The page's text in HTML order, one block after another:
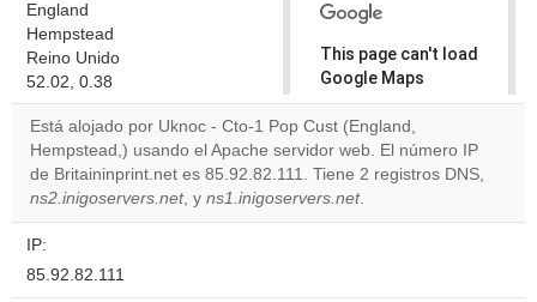
England
Hempstead
Reino Unido
52.02, 0.38
This page can't load
Google Maps
correctly.
Do you
own this
website?
OK
Está alojado por Uknoc - Cto-1 Pop Cust (England,
Hempstead,) usando el Apache servidor web. El número IP
de Britaininprint.net es 85.92.82.111. Tiene 2 registros DNS,
ns2.inigoservers.net, y ns1.inigoservers.net.
IP:
85.92.82.111